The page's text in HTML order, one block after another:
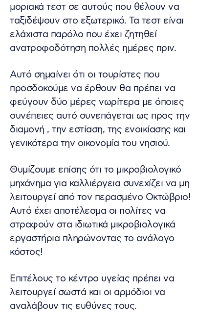
μοριακά τεστ σε αυτούς που θέλουν να
ταξιδέψουν στο εξωτερικό. Τα τεστ είναι
ελάχιστα παρόλο που έχει ζητηθεί
ανατροφοδότηση πολλές ημέρες πριν.
Αυτό σημαίνει ότι οι τουρίστες που
προσδοκούμε να έρθουν θα πρέπει να
φεύγουν δύο μέρες νωρίτερα με όποιες
συνέπειες αυτό συνεπάγεται ως προς την
διαμονή , την εστίαση, της ενοικίασης και
γενικότερα την οικονομία του νησιού.
Θυμίζουμε επίσης ότι το μικροβιολογικό
μηχάνημα για καλλιέργεια συνεχίζει να μη
λειτουργεί από τον περασμένο Οκτώβριο!
Αυτό έχει αποτέλεσμα οι πολίτες να
στραφούν στα ιδιωτικά μικροβιολογικά
εργαστήρια πληρώνοντας το ανάλογο
κόστος!
Επιτέλους το κέντρο υγείας πρέπει να
λειτουργεί σωστά και οι αρμόδιοι να
αναλάβουν τις ευθύνες τους.